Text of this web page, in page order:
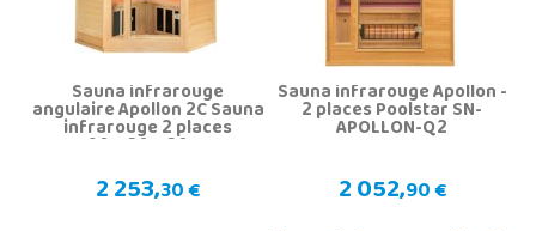
Sauna infrarouge
angulaire Apollon 2C Sauna
infrarouge 2 places
190x120x120 cm
2 253,30 €
Sauna infrarouge Apollon -
2 places Poolstar SN-
APOLLON-Q2
2 052,90 €